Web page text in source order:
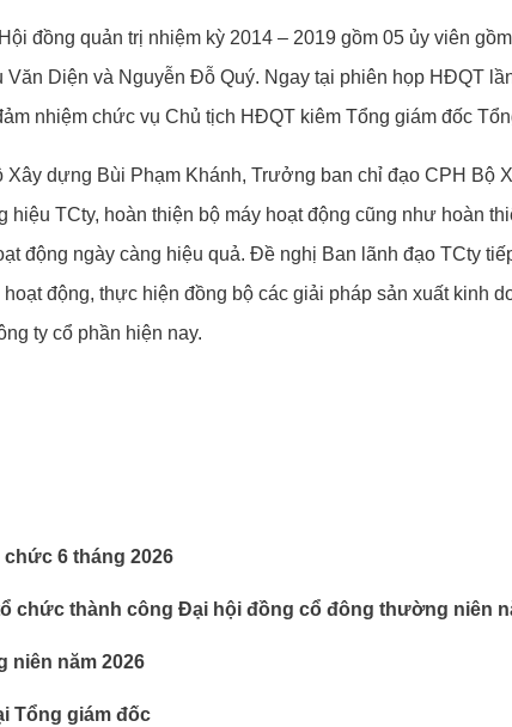
đồng quản trị nhiệm kỳ 2014 – 2019 gồm 05 ủy viên
Diện và Nguyễn Đỗ Quý. Ngay tại phiên họp HĐQT
nhiệm chức vụ Chủ tịch HĐQT kiêm Tổng giám đốc
dựng Bùi Phạm Khánh, Trưởng ban chỉ đạo CPH Bộ
TCty, hoàn thiện bộ máy hoạt động cũng như hoàn
động ngày càng hiệu quả. Đề nghị Ban lãnh đạo TCty
động, thực hiện đồng bộ các giải pháp sản xuất kinh
ty cổ phần hiện nay.
6 tháng 2026
chức thành công Đại hội đồng cổ đông thường niên
niên năm 2026
Tổng giám đốc